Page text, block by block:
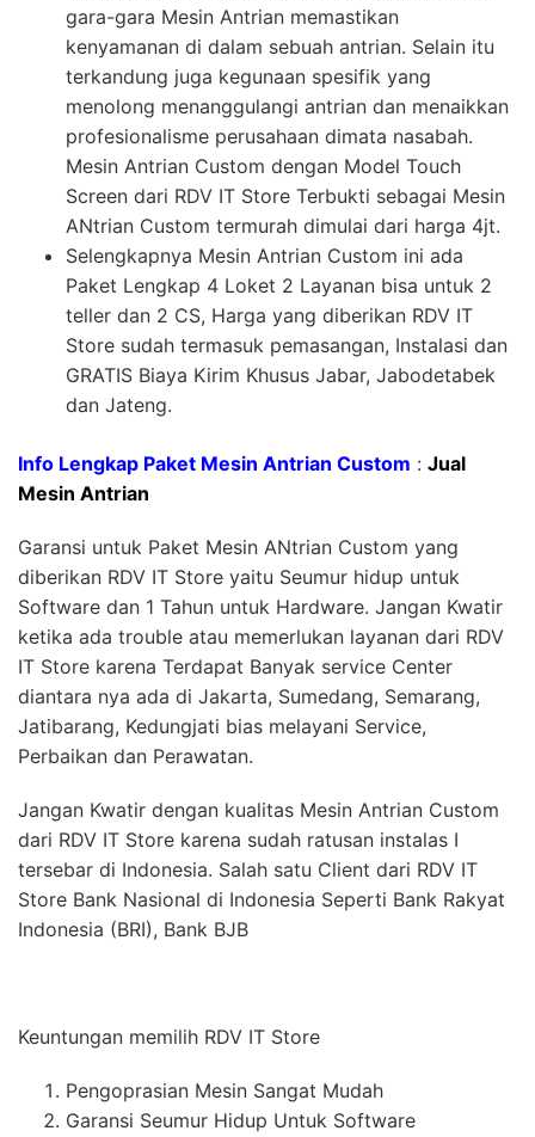
gara-gara Mesin Antrian memastikan
kenyamanan di dalam sebuah antrian. Selain itu
terkandung juga kegunaan spesifik yang
menolong menanggulangi antrian dan menaikkan
profesionalisme perusahaan dimata nasabah.
Mesin Antrian Custom dengan Model Touch
Screen dari RDV IT Store Terbukti sebagai Mesin
ANtrian Custom termurah dimulai dari harga 4jt.
Selengkapnya Mesin Antrian Custom ini ada
Paket Lengkap 4 Loket 2 Layanan bisa untuk 2
teller dan 2 CS, Harga yang diberikan RDV IT
Store sudah termasuk pemasangan, Instalasi dan
GRATIS Biaya Kirim Khusus Jabar, Jabodetabek
dan Jateng.
Info Lengkap Paket Mesin Antrian Custom : Jual
Mesin Antrian
Garansi untuk Paket Mesin ANtrian Custom yang
diberikan RDV IT Store yaitu Seumur hidup untuk
Software dan 1 Tahun untuk Hardware. Jangan Kwatir
ketika ada trouble atau memerlukan layanan dari RDV
IT Store karena Terdapat Banyak service Center
diantara nya ada di Jakarta, Sumedang, Semarang,
Jatibarang, Kedungjati bias melayani Service,
Perbaikan dan Perawatan.
Jangan Kwatir dengan kualitas Mesin Antrian Custom
dari RDV IT Store karena sudah ratusan instalas I
tersebar di Indonesia. Salah satu Client dari RDV IT
Store Bank Nasional di Indonesia Seperti Bank Rakyat
Indonesia (BRI), Bank BJB
Keuntungan memilih RDV IT Store
Pengoprasian Mesin Sangat Mudah
Garansi Seumur Hidup Untuk Software